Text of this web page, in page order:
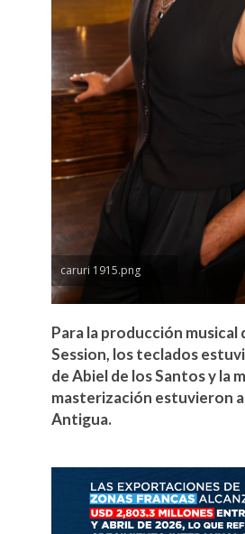
caruri 1915.png
Para la producción musical
Session, los teclados
de Abiel de los Santos y la
masterización estuvieron
Antigua.